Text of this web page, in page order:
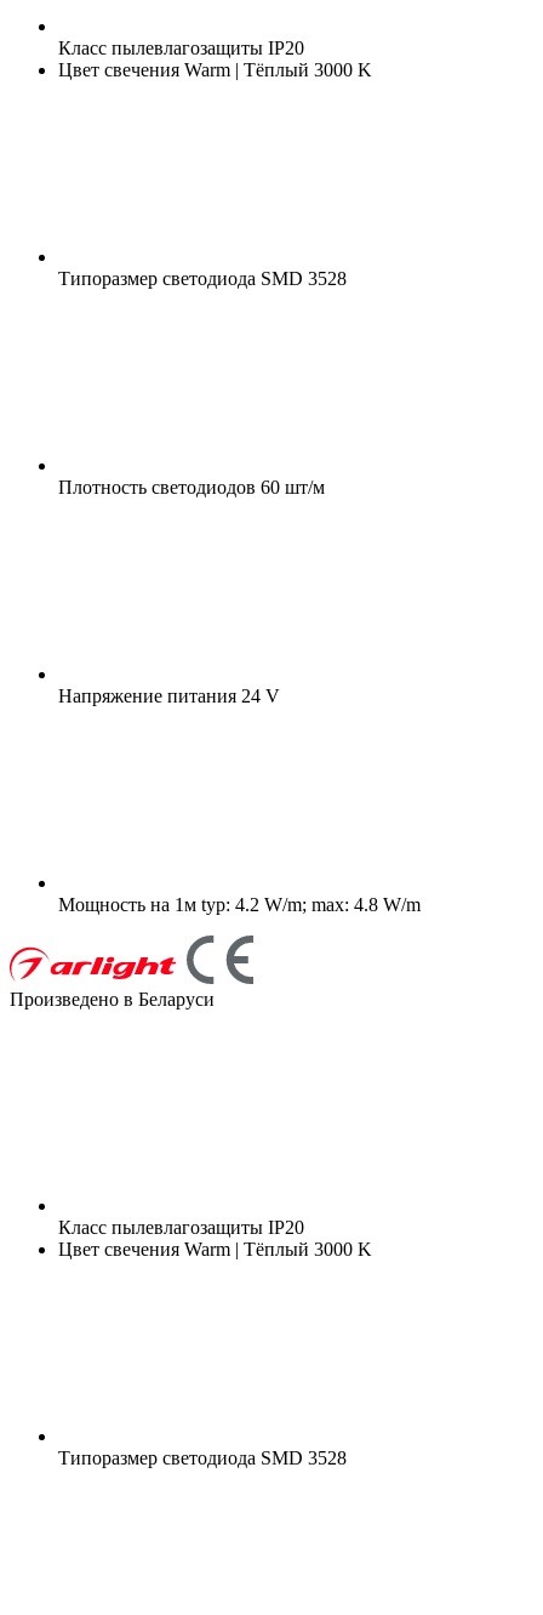
Класс пылевлагозащиты IP20
Цвет свечения Warm | Тёплый 3000 K
Типоразмер светодиода SMD 3528
Плотность светодиодов 60 шт/м
Напряжение питания 24 V
Мощность на 1м typ: 4.2 W/m; max: 4.8 W/m
Произведено в Беларуси
Класс пылевлагозащиты IP20
Цвет свечения Warm | Тёплый 3000 K
Типоразмер светодиода SMD 3528